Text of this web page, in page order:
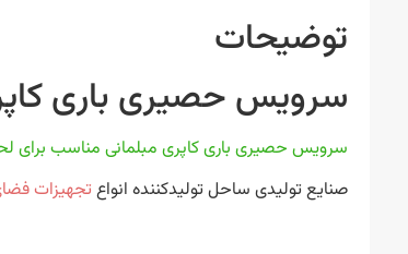
توضیحات
سرویس حصیری باری
سرویس حصیری باری کاپری مبلمانی مناسب برای
صنایع تولیدی ساحل تولیدکننده انواع تجهیزات